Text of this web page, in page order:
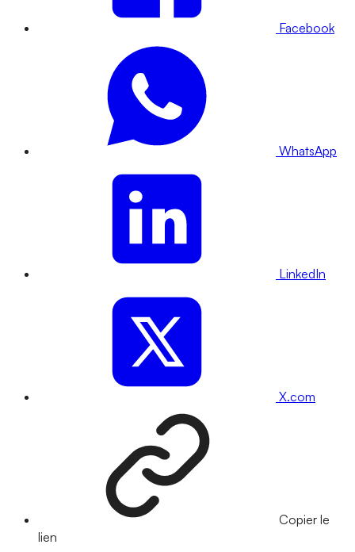
Facebook
WhatsApp
LinkedIn
X.com
Copier le
lien